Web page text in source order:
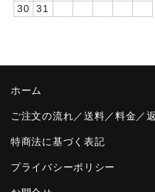
音声入りフォトフレームクロ
温湿度計付目覚まし時計
制服メモリー
30
31
ホーム
ご注文の流れ／送料／料金／
特商法に基づく表記
プライバシーポリシー